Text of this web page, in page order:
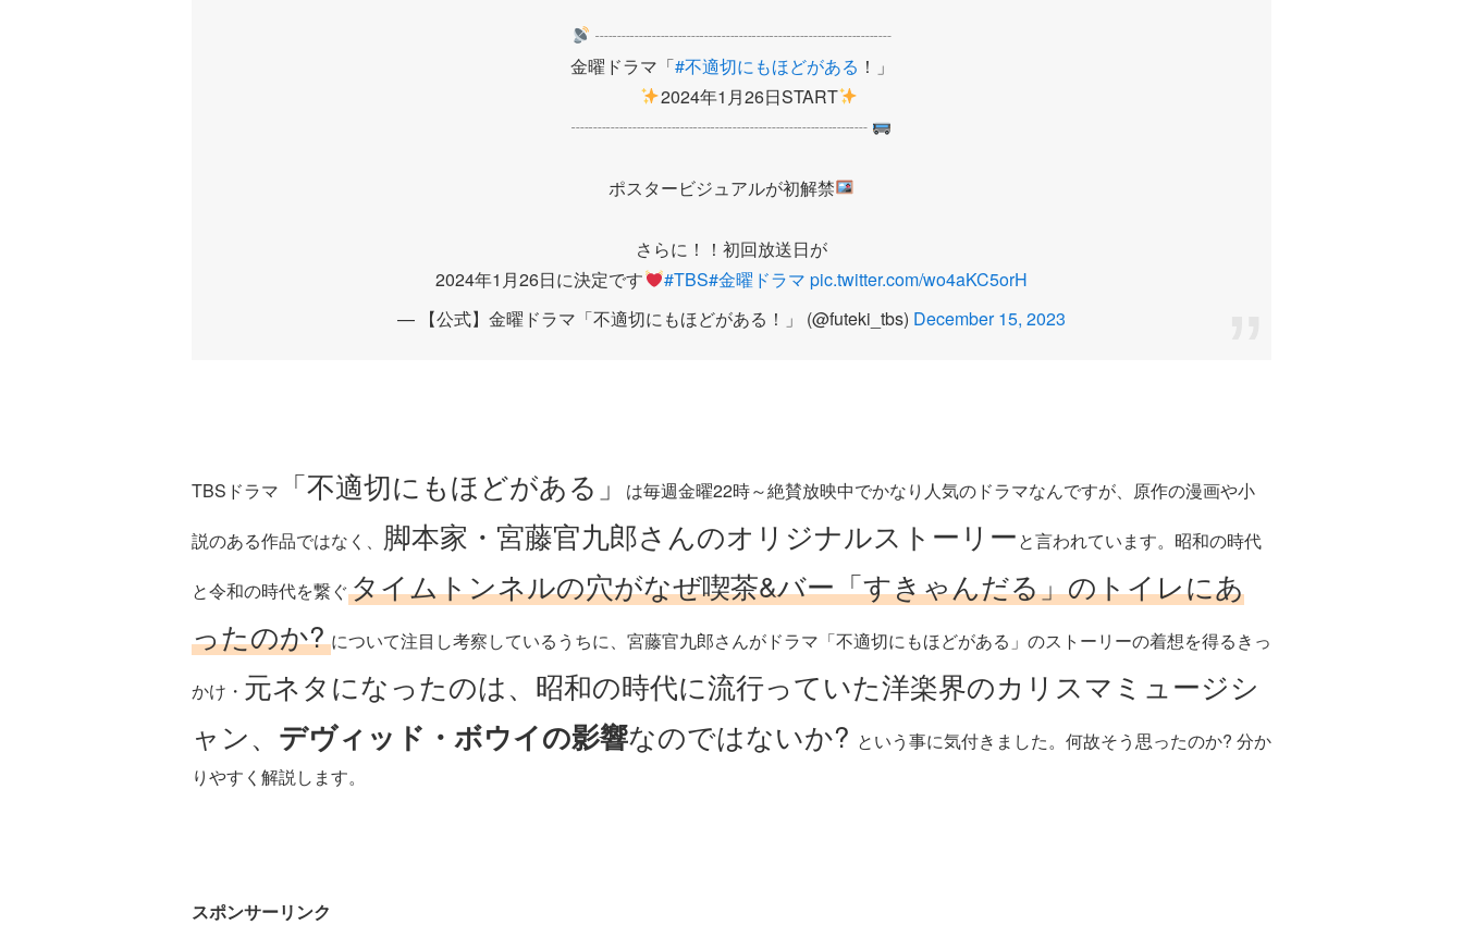
┈┈┈┈┈┈┈┈┈┈┈┈┈┈┈┈┈
金曜ドラマ「#不適切にもほどがある ！」
2024年1月26日START
┈┈┈┈┈┈┈┈┈┈┈┈┈┈┈┈┈
ポスタービジュアルが初解禁
さらに！！初回放送日が
2024年1月26日に決定です
#TBS#金曜ドラマ pic.twitter.com/wo4aKC5orH
— 【公式】金曜ドラマ「不適切にもほどがある！」 (@futeki_tbs) December 15, 2023
TBSドラマ 「不適切にもほどがある」
は毎週金曜22時～絶賛放映中でかなり人気のドラマなんですが、原作の漫画や小
説のある作品ではなく、 脚本家・宮藤官九郎さんのオリジナルストーリーと言われています。昭和の時代
と令和の時代を繋ぐタイムトンネルの穴がなぜ喫茶&バー「すきゃんだる」のトイレにあ
ったのか? について注目し考察しているうちに、宮藤官九郎さんがドラマ「不適切にもほどがある」のストーリーの着想を得るきっ
かけ・ 元ネタになったのは、昭和の時代に流行っていた洋楽界のカリスマミュージシ
ャン、 デヴィッド・ボウイの影響なのではないか? という事に気付きました。何故そう思ったのか? 分か
りやすく解説します。
スポンサーリンク